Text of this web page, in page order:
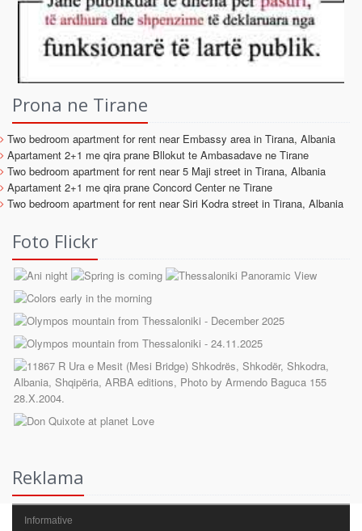
Prona ne Tirane
Two bedroom apartment for rent near Embassy area in Tirana, Albania
Apartament 2+1 me qira prane Bllokut te Ambasadave ne Tirane
Two bedroom apartment for rent near 5 Maji street in Tirana, Albania
Apartament 2+1 me qira prane Concord Center ne Tirane
Two bedroom apartment for rent near Siri Kodra street in Tirana, Albania
Foto Flickr
Reklama
Informative